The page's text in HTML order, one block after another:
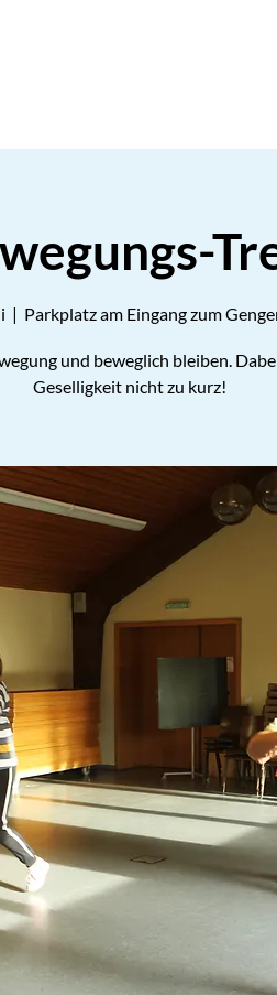
  |
Parkplatz am Eingang zum
und beweglich bleiben.
Geselligkeit nicht zu kurz!